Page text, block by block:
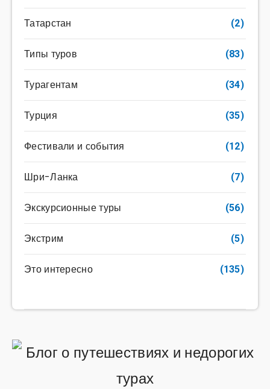
Татарстан (2)
Типы туров (83)
Турагентам (34)
Турция (35)
Фестивали и события (12)
Шри-Ланка (7)
Экскурсионные туры (56)
Экстрим (5)
Это интересно (135)